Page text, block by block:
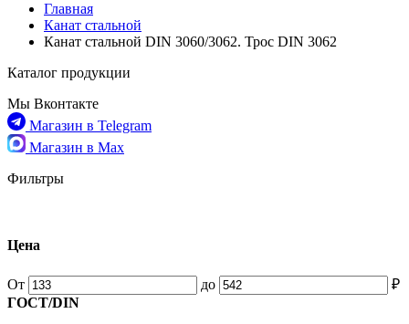
Главная
Канат стальной
Канат стальной DIN 3060/3062. Трос DIN 3062
Каталог продукции
Мы Вконтакте
Магазин в Telegram
Магазин в Max
Фильтры
Цена
От до
₽
ГОСТ/DIN